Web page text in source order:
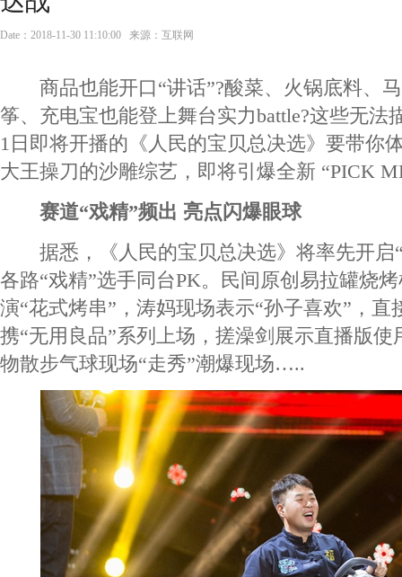
Date：2018-11-30 11:10:00 来源：互联网
商品也能开口“讲话”?酸菜、火锅底料、
筝、充电宝也能登上舞台实力battle?这些无法
1日即将开播的《人民的宝贝总决选》要带你
大王操刀的沙雕综艺，即将引爆全新 “PICK
赛道“戏精”频出 亮点闪爆眼球
据悉，《人民的宝贝总决选》将率先开启
各路“戏精”选手同台PK。民间原创易拉罐烧
演“花式烤串”，涛妈现场表示“孙子喜欢”，直
携“无用良品”系列上场，搓澡剑展示直播版使
物散步气球现场“走秀”潮爆现场…..